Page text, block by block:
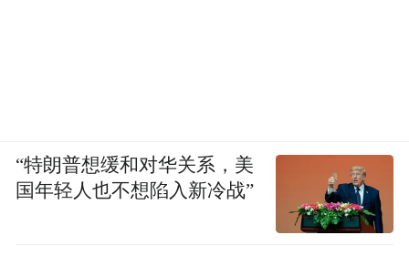
“特朗普想缓和对华关系，美
国年轻人也不想陷入新冷战”